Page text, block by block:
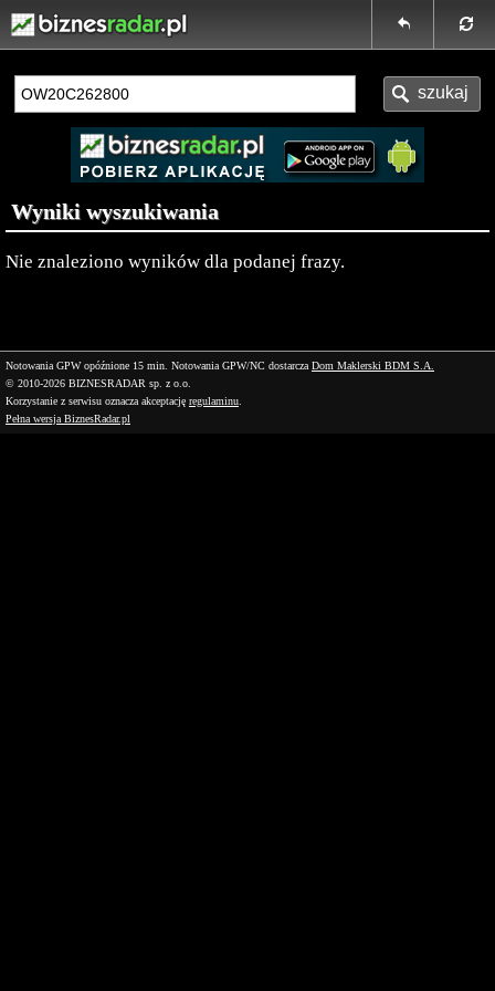
Wyniki wyszukiwania
Nie znaleziono wyników dla podanej frazy.
Notowania GPW opóźnione 15 min. Notowania GPW/NC dostarcza Dom Maklerski BDM S.A.
© 2010-2026 BIZNESRADAR sp. z o.o.
Korzystanie z serwisu oznacza akceptację regulaminu
Pełna wersja BiznesRadar.pl